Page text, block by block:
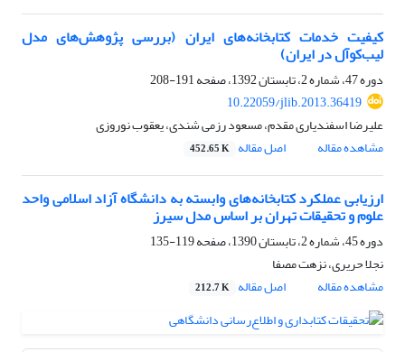
کیفیت خدمات کتابخانه‌های ایران (بررسی پژوهش‌های مدل
لیب‌کوآل در ایران)
دوره 47، شماره 2، تابستان 1392، صفحه
191-208
10.22059/jlib.2013.36419
علیرضا اسفندیاری مقدم، مسعود رزمی شندی، یعقوب نوروزی
مشاهده مقاله
اصل مقاله 452.65 K
ارزیابی عملکرد کتابخانه‌های وابسته به دانشگاه آزاد اسلامی واحد
علوم و تحقیقات تهران بر اساس مدل سیرز
دوره 45، شماره 2، تابستان 1390، صفحه
119-135
نجلا حریری، نزهت مصفا
مشاهده مقاله
اصل مقاله 212.7 K